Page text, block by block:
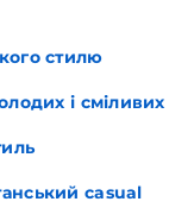
стилю
і сміливих
casual